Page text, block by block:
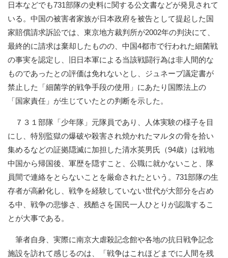
日本などでも731部隊の史料に関する公文書などが発見されて
いる。中国の被害者家族が日本政府を被告として提起した国
家賠償請求訴訟では、東京地方裁判所が2002年の判決にて、
最終的に請求は棄却したものの、中国4都市で行われた細菌戦
の事実を認定し、旧日本軍による当該戦闘行為は非人間的な
ものであったとの評価は免れないとし、ジュネーブ議定書が
禁止した「細菌学的戦争手段の使用」にあたり国際法上の
「国家責任」が生じていたとの判断を示した。
７３１部隊「少年隊」元隊員であり、人体実験の様子を目
にし、特別監獄の爆破や殺害され焼かれたマルタの骨を拾い
集めるなどの証拠隠滅に加担した清水英男氏（94歳）は戦地
中国から帰国後、軍歴を隠すこと、公職に就かないこと、隊
員間で連絡をとらないことを厳命されたという。731部隊の生
存者が高齢化し、戦争を経験していない世代が大部分を占め
る中、戦争の悲惨さ、残酷さを国民一人ひとりが認識するこ
とが大事である。
筆者自身、実際に南京大虐殺記念館や各地の抗日戦争記念
施設を訪れて感じるのは、「戦争はこれほどまでに人間を残